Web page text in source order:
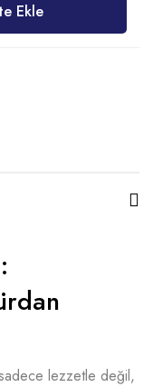
Ekle
lezzetle değil,